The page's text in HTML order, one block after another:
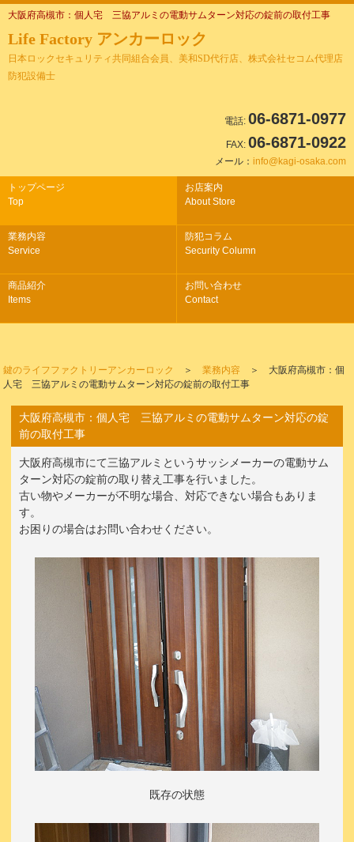
大阪府高槻市：個人宅 三協アルミの電動サムターン対応の錠前の取付工事
Life Factory アンカーロック
日本ロックセキュリティ共同組合会員、美和SD代行店、株式会社セコム代理店
防犯設備士
電話: 06-6871-0977
FAX: 06-6871-0922
メール： info@kagi-osaka.com
トップページ
Top
お店案内
About Store
業務内容
Service
防犯コラム
Security Column
商品紹介
Items
お問い合わせ
Contact
鍵のライフファクトリーアンカーロック ＞業務内容
＞ 大阪府高槻市：個
人宅 三協アルミの電動サムターン対応の錠前の取付工事
大阪府高槻市：個人宅 三協アルミの電動サムターン対応の錠
前の取付工事
大阪府高槻市にて三協アルミというサッシメーカーの電動サム
ターン対応の錠前の取り替え工事を行いました。
古い物やメーカーが不明な場合、対応できない場合もありま
す。
お困りの場合はお問い合わせください。
既存の状態